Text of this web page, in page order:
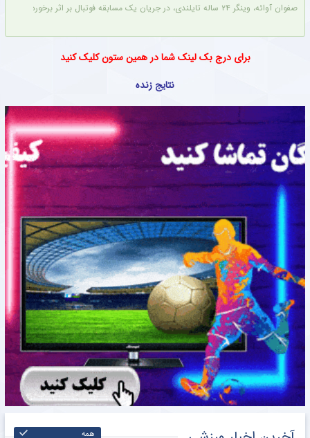
صفوان آوائه، وینگر ۲۴ ساله تایلندی، در جریان یک مسابقه فوتبال بر اثر برخورد صاعقه جان خود را از دست داد.
برای درج بک لینک شما در همین ستون کلیک کنید
نتایج زنده
همه